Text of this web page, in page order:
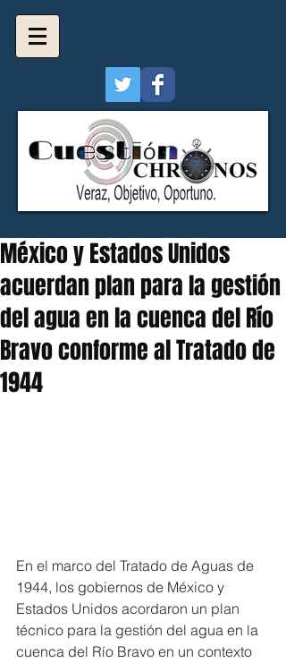
México y Estados Unidos
acuerdan plan para la gestión
del agua en la cuenca del Río
Bravo conforme al Tratado de
1944
En el marco del Tratado de Aguas de
1944, los gobiernos de México y
Estados Unidos acordaron un plan
técnico para la gestión del agua en la
cuenca del Río Bravo en un contexto